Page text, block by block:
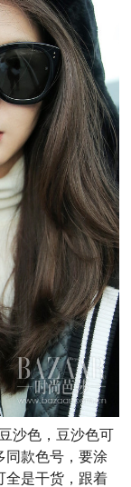
沙色，豆沙色可
同款色号，要涂
全是干货，跟着